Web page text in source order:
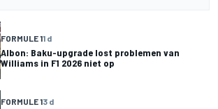
FORMULE 11 d
Albon: Baku-upgrade lost problemen van
Williams in F1 2026 niet op
FORMULE 13 d